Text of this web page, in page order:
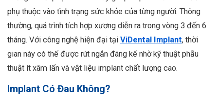
phụ thuộc vào tình trạng sức khỏe của từng người. Thông
thường, quá trình tích hợp xương diễn ra trong vòng 3 đến 6
tháng. Với công nghệ hiện đại tại ViDental Implant, thời
gian này có thể được rút ngắn đáng kể nhờ kỹ thuật phẫu
thuật ít xâm lấn và vật liệu implant chất lượng cao.
Implant Có Đau Không?